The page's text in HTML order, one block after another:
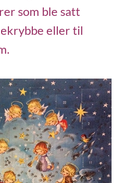
som ble satt
eller til